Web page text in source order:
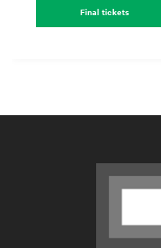
Final tickets